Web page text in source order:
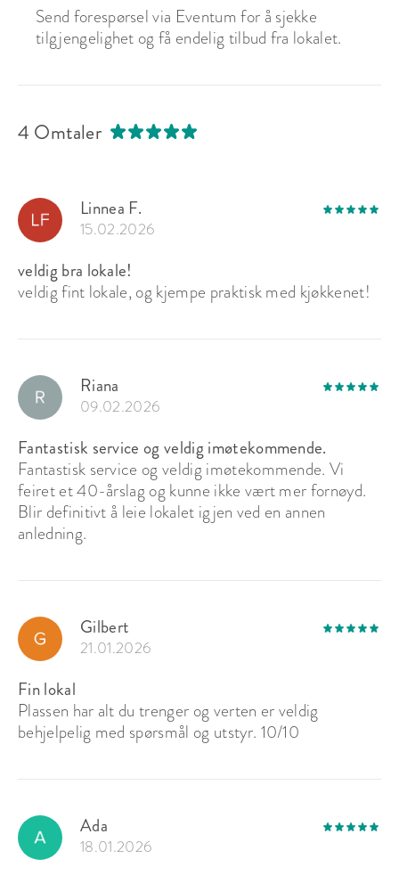
Send forespørsel via Eventum for å sjekke
tilgjengelighet og få endelig tilbud fra lokalet.
4 Omtaler
Linnea F.
15.02.2026
veldig bra lokale!
veldig fint lokale, og kjempe praktisk med kjøkkenet!
Riana
09.02.2026
Fantastisk service og veldig imøtekommende.
Fantastisk service og veldig imøtekommende. Vi
feiret et 40-årslag og kunne ikke vært mer fornøyd.
Blir definitivt å leie lokalet igjen ved en annen
anledning.
Gilbert
21.01.2026
Fin lokal
Plassen har alt du trenger og verten er veldig
behjelpelig med spørsmål og utstyr. 10/10
Ada
18.01.2026